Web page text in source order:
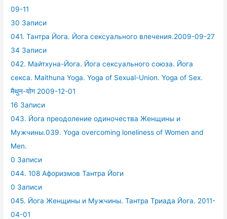
09-11
30 Записи
041. Тантра Йога. Йога сексуального влечения.2009-09-27
34 Записи
042. Майтхуна-Йога. Йога сексуального союза. Йога
секса. Maithuna Yoga. Yoga of Sexual-Union. Yoga of Sex.
मैथुन-योग 2009-12-01
16 Записи
043. Йога преодоление одиночества Женщины и
Мужчины.039. Yoga overcoming loneliness of Women and
Men.
0 Записи
044. 108 Афоризмов Тантра Йоги
0 Записи
045. Йога Женщины и Мужчины. Тантра Триада Йога. 2011-
04-01